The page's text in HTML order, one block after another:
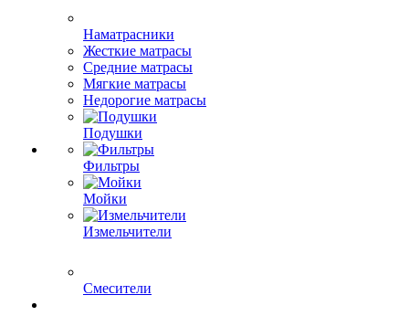
Наматрасники
Жесткие матрасы
Средние матрасы
Мягкие матрасы
Недорогие матрасы
Подушки
Фильтры
Мойки
Измельчители
Смесители